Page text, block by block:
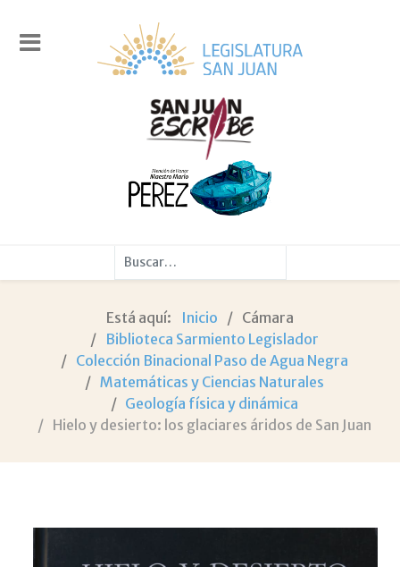
Buscar
Está aquí: Inicio
Cámara
Biblioteca Sarmiento Legislador
Colección Binacional Paso de Agua Negra
Matemáticas y Ciencias Naturales
Geología física y dinámica
Hielo y desierto: los glaciares áridos de San Juan